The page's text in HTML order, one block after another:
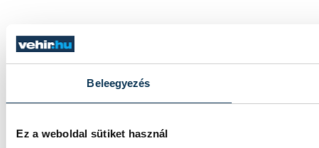
Beleegyezés
Ez a weboldal sütiket használ